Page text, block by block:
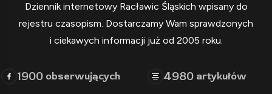
Dziennik internetowy Racławic Śląskich wpisany do
rejestru czasopism. Dostarczamy Wam sprawdzonych
i ciekawych informacji już od 2005 roku.
1900 obserwujących 4980 artykułów